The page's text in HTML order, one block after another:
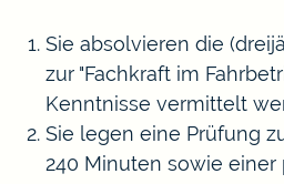
Sie absolvieren die
zur "Fachkraft im
Kenntnisse vermittelt
Sie legen eine Prüfung
240 Minuten sowie einer